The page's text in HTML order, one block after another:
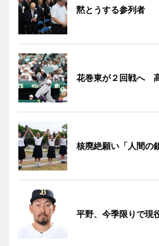
黙とうする参列者
花巻東が２回戦へ
核廃絶願い「人間の
平野、今季限りで